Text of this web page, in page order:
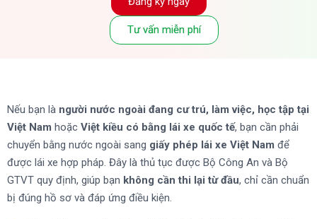
Tư vấn miễn phí
Nếu bạn là người nước ngoài đang cư trú, làm việc, học tập tại
Việt Nam hoặc Việt kiều có bằng lái xe quốc tế, bạn cần phải
chuyển bằng nước ngoài sang giấy phép lái xe Việt Nam để
được lái xe hợp pháp. Đây là thủ tục được Bộ Công An và Bộ
GTVT quy định, giúp bạn không cần thi lại từ đầu, chỉ cần chuẩn
bị đúng hồ sơ và đáp ứng điều kiện.